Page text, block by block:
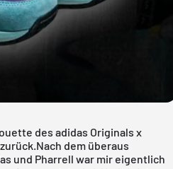
des adidas Originals x
dem überaus
und Pharrell war mir eigentlich